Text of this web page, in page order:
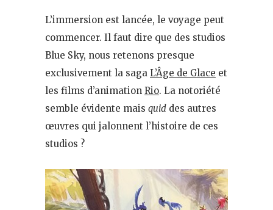
L’immersion est lancée, le voyage peut
commencer. Il faut dire que des studios
Blue Sky, nous retenons presque
exclusivement la saga L’Âge de Glace et
les films d’animation Rio. La notoriété
semble évidente mais quid des autres
œuvres qui jalonnent l’histoire de ces
studios ?